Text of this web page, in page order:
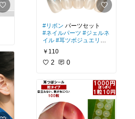
#リボン
#ネイルパーツ #ジェルネ
イル #耳ツボジュエリー
#耳つぼジュエリー
￥110
2 0